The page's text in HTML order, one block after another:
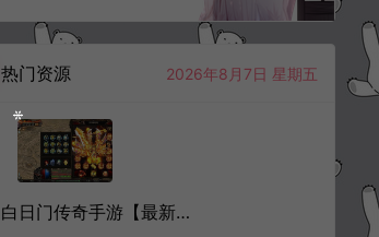
热门资源 2026年8月7日 星期五
白日门传奇手游【最新超爆传奇】10月最新整理Win一键服务端+GM后台+安卓+详细搭建教程+视频教程